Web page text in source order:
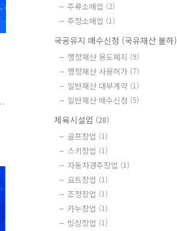
주류소매업 (2)
주정소매업 (1)
국공유지 매수신청 (국유재산 불하)
행정재산 용도폐지 (9)
행정재산 사용허가 (7)
일반재산 대부계약 (1)
일반재산 매수신청 (5)
체육시설업 (28)
골프장업 (1)
스키장업 (1)
자동차경주장업 (1)
요트장업 (1)
조정장업 (1)
카누장업 (1)
빙상장업 (1)